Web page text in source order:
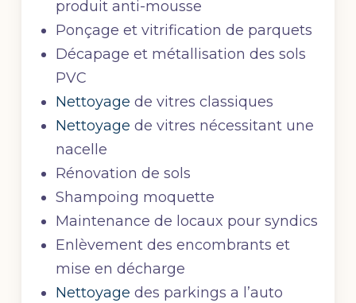
produit anti-mousse
Ponçage et vitrification de parquets
Décapage et métallisation des sols
PVC
Nettoyage de vitres classiques
Nettoyage de vitres nécessitant une
nacelle
Rénovation de sols
Shampoing moquette
Maintenance de locaux pour syndics
Enlèvement des encombrants et
mise en décharge
Nettoyage des parkings a l’auto